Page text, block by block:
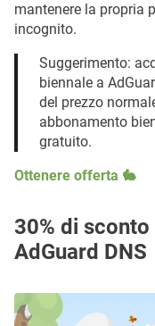
mantenere la propria
incognito.
Suggerimento:
biennale a
del prezzo
abbonamento
gratuito.
Ottenere offerta 🐇
30% di
AdGuard DNS